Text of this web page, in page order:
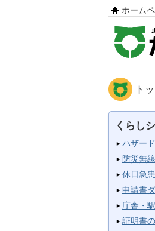
ホーム
ト
くらし
ハザー
防災無
休日急
申請書
庁舎・
証明書